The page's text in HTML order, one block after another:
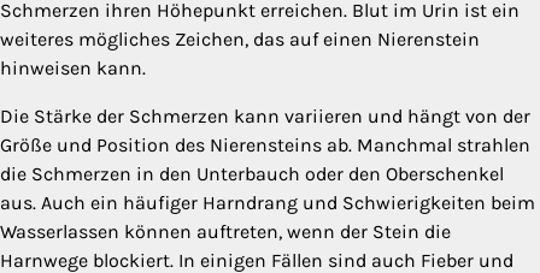
Schmerzen ihren Höhepunkt erreichen. Blut im Urin ist ein
weiteres mögliches Zeichen, das auf einen Nierenstein
hinweisen kann.
Die Stärke der Schmerzen kann variieren und hängt von der
Größe und Position des Nierensteins ab. Manchmal strahlen
die Schmerzen in den Unterbauch oder den Oberschenkel
aus. Auch ein häufiger Harndrang und Schwierigkeiten beim
Wasserlassen können auftreten, wenn der Stein die
Harnwege blockiert. In einigen Fällen sind auch Fieber und